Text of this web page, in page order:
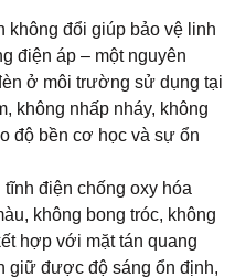
gian dài sử dụng.
màu trung tính chính là
bền vững và tiết kiệm
trì, vừa góp phần bảo vệ
thải điện tử.
tâm tận hưởng ánh
tháng – như một phần
mình.